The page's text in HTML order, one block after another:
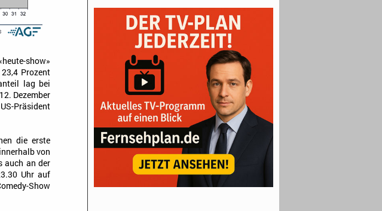
show»
Prozent
lag bei
Dezember
Präsident
die erste
von
auch an der
Uhr auf
Show